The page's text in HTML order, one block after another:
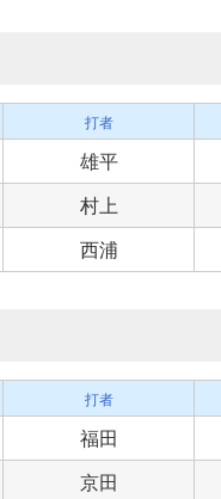
打者
雄平
村上
西浦
打者
福田
京田